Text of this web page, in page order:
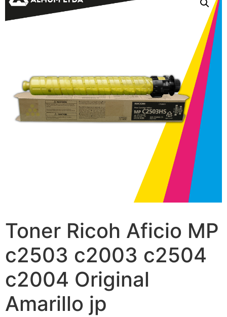
Toner Ricoh Aficio MP
c2503 c2003 c2504
c2004 Original
Amarillo jp